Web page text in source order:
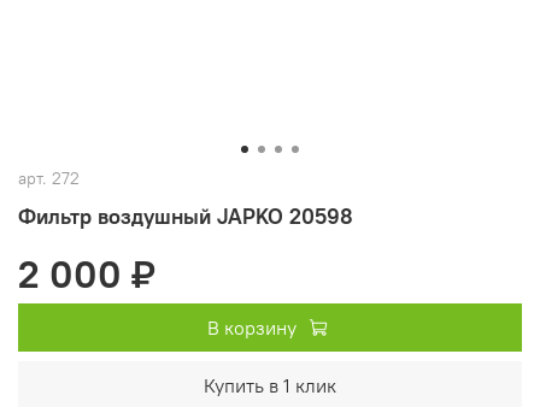
арт. 272
Фильтр воздушный JAPKO 20598
2 000 ₽
В корзину
Купить в 1 клик